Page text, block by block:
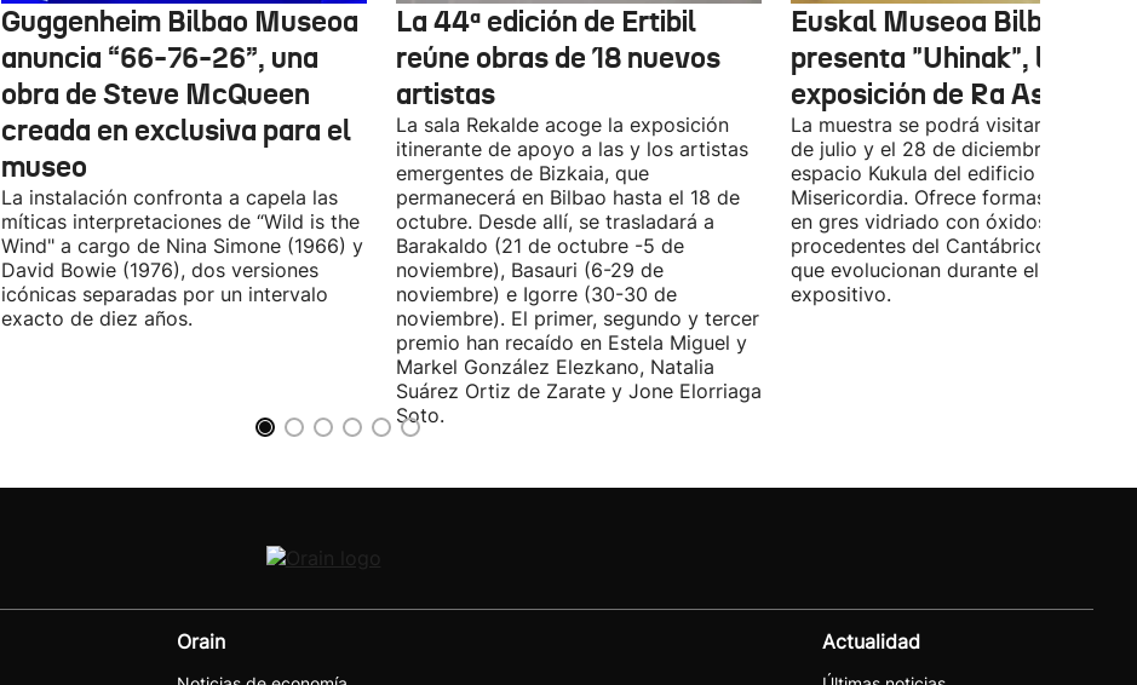
Guggenheim Bilbao Museoa
anuncia “66-76-26”, una
obra de Steve McQueen
creada en exclusiva para el
museo
La instalación confronta a capela las
míticas interpretaciones de “Wild is the
Wind" a cargo de Nina Simone (1966) y
David Bowie (1976), dos versiones
icónicas separadas por un intervalo
exacto de diez años.
La 44ª edición de Ertibil
reúne obras de 18 nuevos
artistas
La sala Rekalde acoge la exposición
itinerante de apoyo a las y los artistas
emergentes de Bizkaia, que
permanecerá en Bilbao hasta el 18 de
octubre. Desde allí, se trasladará a
Barakaldo (21 de octubre -5 de
noviembre), Basauri (6-29 de
noviembre) e Igorre (30-30 de
noviembre). El primer, segundo y tercer
premio han recaído en Estela Miguel y
Markel González Elezkano, Natalia
Suárez Ortiz de Zarate y Jone Elorriaga
Soto.
Euskal Museoa Bilbao
presenta "Uhinak", la
exposición de Ra Asensi
La muestra se podrá visitar entre el 8
de julio y el 28 de diciembre en el
espacio Kukula del edificio
Misericordia. Ofrece formas
en gres vidriado con óxidos y algas
procedentes del Cantábrico,
que evolucionan durante el periodo
expositivo.
Orain Actualidad